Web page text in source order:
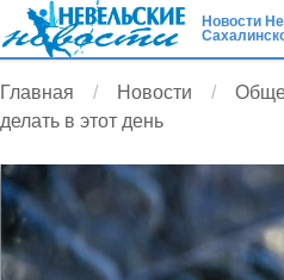
Новости
Главная Новости
делать в этот день